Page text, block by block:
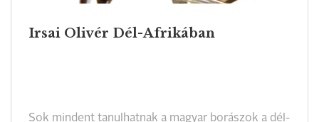
Irsai Olivér Dél-Afrikában
Sok mindent tanulhatnak a magyar borászok a dél-